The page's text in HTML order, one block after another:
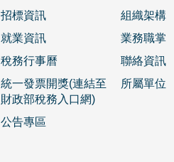
招標資訊
就業資訊
稅務行事曆
統一發票開獎(連結至
財政部稅務入口網)
公告專區
組織架構
業務職掌
聯絡資訊
所屬單位